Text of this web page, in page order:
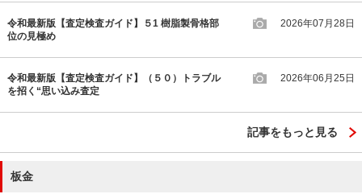
令和最新版【査定検査ガイド】５1 樹脂製骨格部
位の見極め
2026年07月28日
令和最新版【査定検査ガイド】（５０）トラブル
を招く“思い込み査定
2026年06月25日
記事をもっと見る
板金